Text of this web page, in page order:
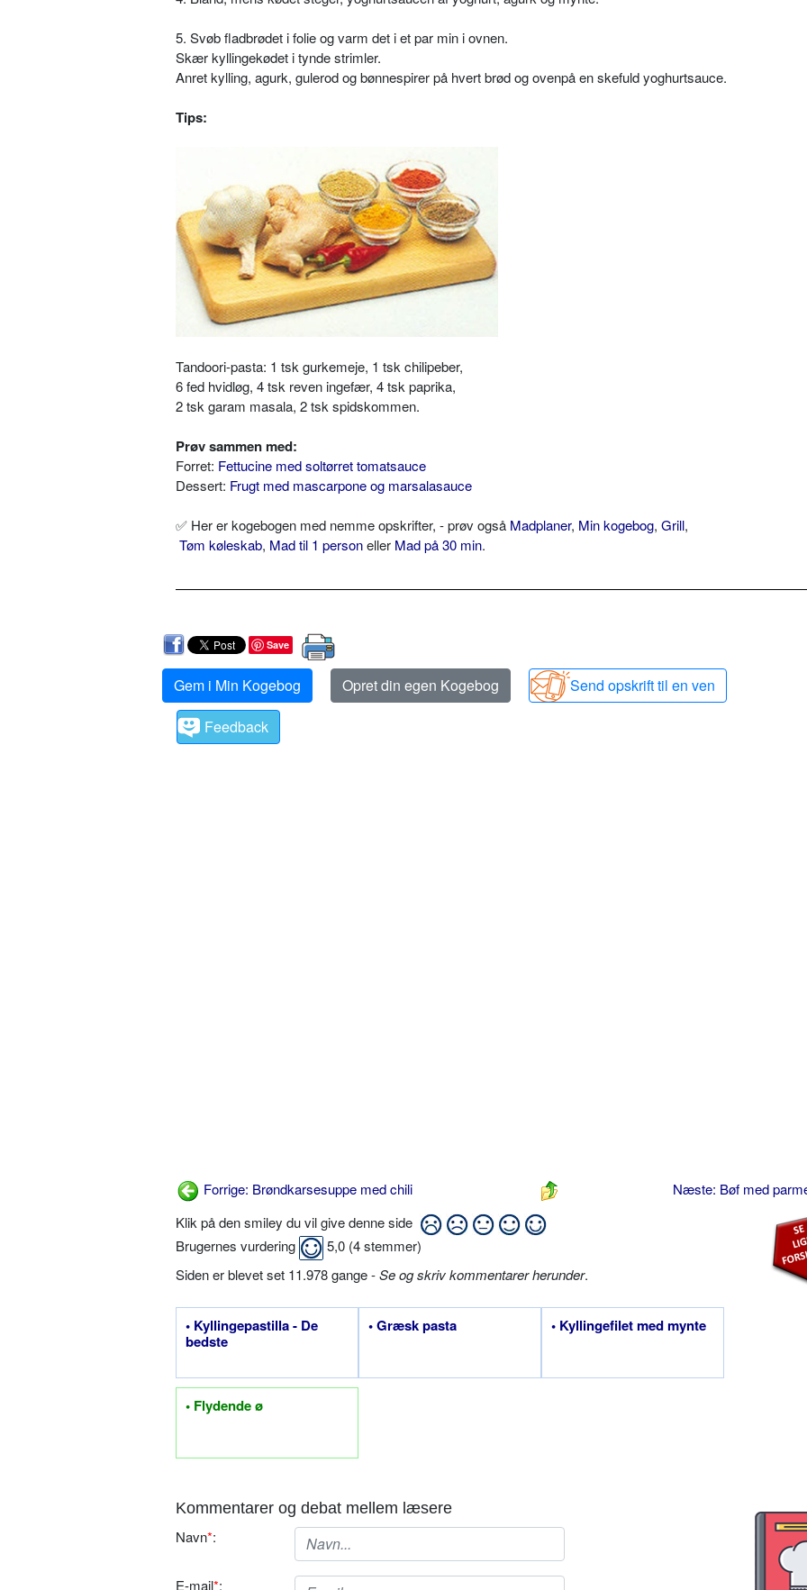
5. Svøb fladbrødet i folie og varm det i et par min i ovnen.
Skær kyllingekødet i tynde strimler.
Anret kylling, agurk, gulerod og bønnespirer på hvert brød og ovenpå en skefuld yoghurtsauce.
Tips:
Tandoori-pasta: 1 tsk gurkemeje, 1 tsk chilipeber,
6 fed hvidløg, 4 tsk reven ingefær, 4 tsk paprika,
2 tsk garam masala, 2 tsk spidskommen.
Prøv sammen med:
Forret: Fettucine med soltørret tomatsauce
Dessert: Frugt med mascarpone og marsalasauce
✅ Her er kogebogen med nemme opskrifter, - prøv også Madplaner, Min kogebog, Grill,
Tøm køleskab, Mad til 1 personeller Mad på 30 min.
Save
Gem i Min Kogebog Opret din egen Kogebog
Send opskrift til en ven
Feedback
Forrige: Brøndkarsesuppe med chili
Næste: Bøf med
Klik på den smiley du vil give denne side
Brugernes vurdering
5,0 (4stemmer)
Siden er blevet set 11.978 gange -Se og skriv kommentarer herunder.
• Kyllingepastilla - De
bedste
• Græsk pasta • Kyllingefilet med mynte
• Flydende ø
Kommentarer og debat mellem læsere
Navn*:
E-mail*: